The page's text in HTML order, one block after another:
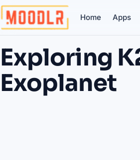
Home Apps
Exploring
Exoplanet